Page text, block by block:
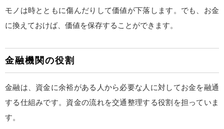
モノは時とともに傷んだりして価値が下落します。でも、お金
に換えておけば、価値を保存することができます。
金融機関の役割
金融は、資金に余裕がある人から必要な人に対してお金を融通
する仕組みです。資金の流れを交通整理する役割を担っていま
す。